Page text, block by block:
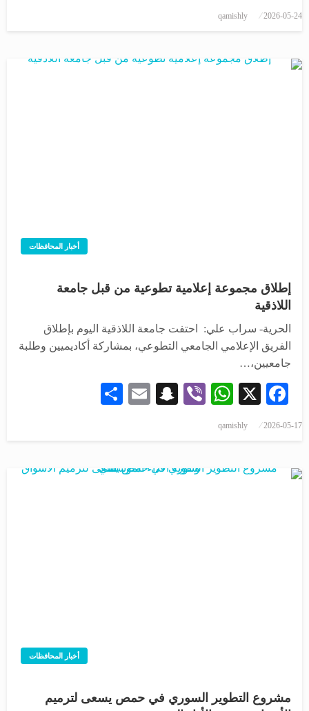
2026-05-24
qamishly
أخبار المحافظات
إطلاق مجموعة إعلامية تطوعية من قبل جامعة
اللاذقية
الحرية- سراب علي: احتفت جامعة اللاذقية اليوم بإطلاق
الفريق الإعلامي الجامعي التطوعي، بمشاركة أكاديميين وطلبة
جامعيين،…
Facebook
X
WhatsApp
Viber
Snapchat
Email
2026-05-17
qamishly
أخبار المحافظات
مشروع التطوير السوري في حمص يسعى لترميم